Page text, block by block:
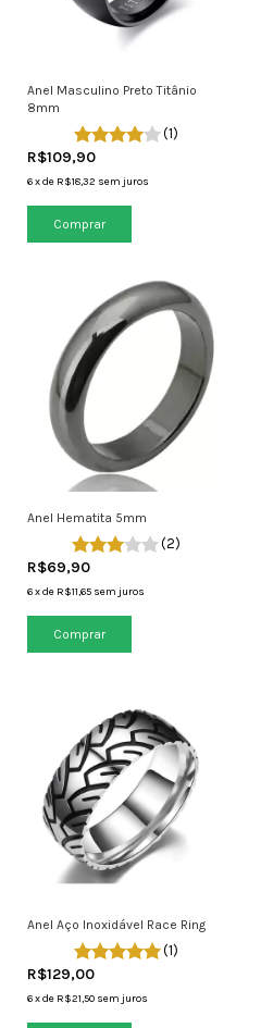
Anel Masculino Preto Titânio
8mm
(1)
R$109,90
6xde R$18,32 sem juros
Comprar
Anel Hematita 5mm
(2)
R$69,90
6xde R$11,65 sem juros
Comprar
Anel Aço Inoxidável Race Ring
(1)
R$129,00
6xde R$21,50 sem juros